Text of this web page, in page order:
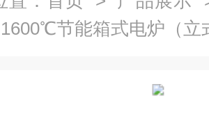
节能箱式电炉（立